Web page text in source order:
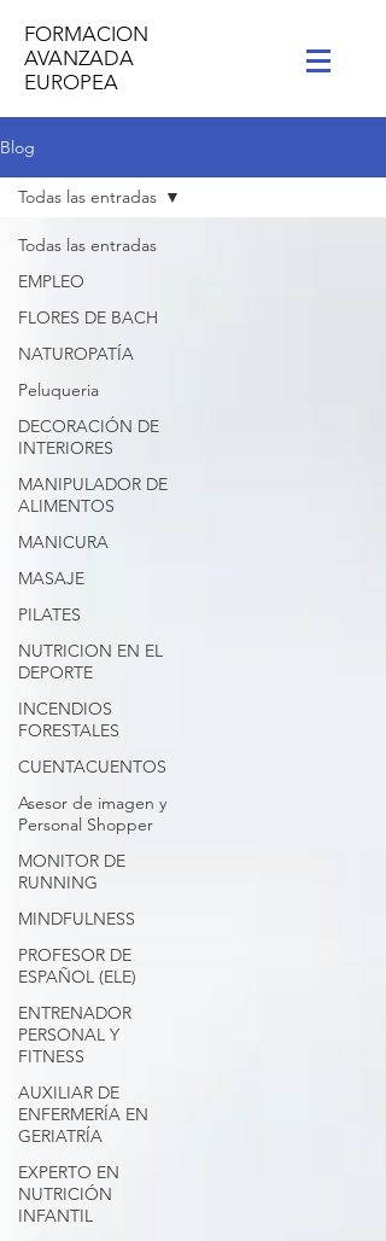
FORMACION
AVANZADA
EUROPEA
Blog
Todas las entradas
EMPLEO
FLORES DE BACH
NATUROPATÍA
Peluqueria
DECORACIÓN DE
INTERIORES
MANIPULADOR DE
ALIMENTOS
MANICURA
MASAJE
PILATES
NUTRICION EN EL
DEPORTE
INCENDIOS
FORESTALES
CUENTACUENTOS
Asesor de imagen y
Personal Shopper
MONITOR DE
RUNNING
MINDFULNESS
PROFESOR DE
ESPAÑOL (ELE)
ENTRENADOR
PERSONAL Y
FITNESS
AUXILIAR DE
ENFERMERÍA EN
GERIATRÍA
EXPERTO EN
NUTRICIÓN
INFANTIL
Todas las entradas